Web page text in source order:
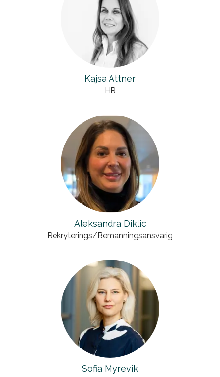
Kajsa Attner
HR
Aleksandra Diklic
Rekryterings/Bemanningsansvarig
Sofia Myrevik